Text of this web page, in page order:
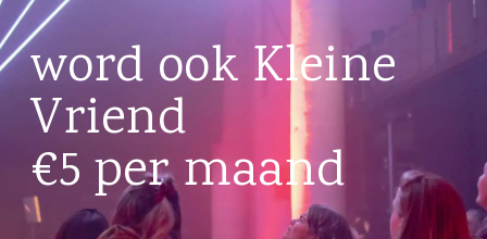
word ook Kleine
Vriend
€5 per maand